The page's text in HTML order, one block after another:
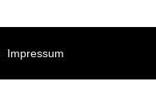
Impressum